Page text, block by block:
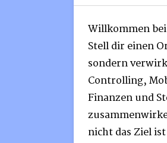
Willkommen
Stell dir einen
sondern
Controlling,
Finanzen und
nicht das Ziel